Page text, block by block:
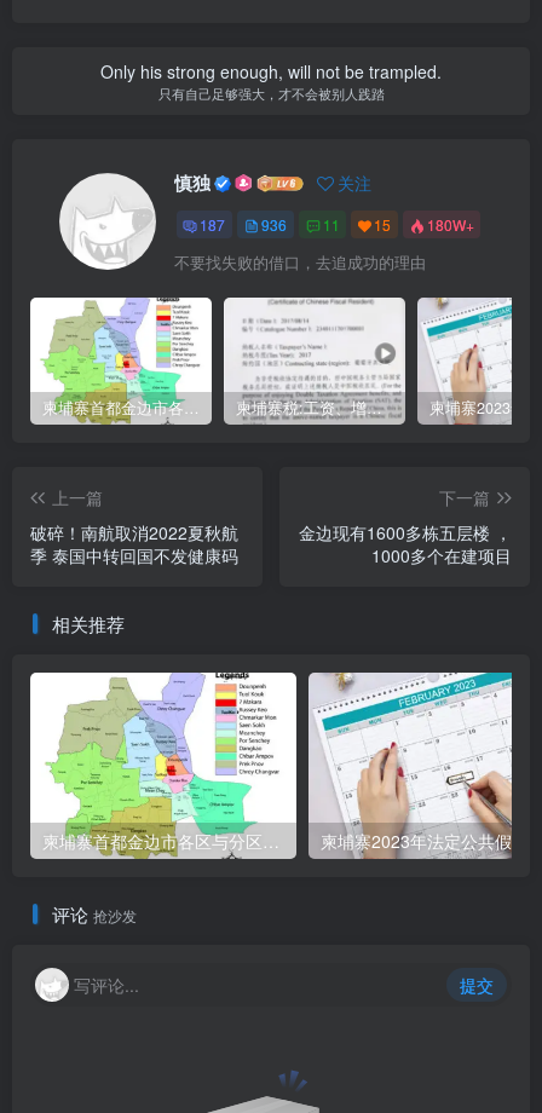
Only his strong enough, will not be trampled.
只有自己足够强大，才不会被别人践踏
慎独 关注
187 936 11 15 180W+
不要找失败的借口，去追成功的理由
柬埔寨首都金边市各区与分区名称分布 柬埔寨税:工资、增值、预扣、利润、专利、产业、注册税
上一篇
破碎！南航取消2022夏秋航
季 泰国中转回国不发健康码
下一篇
金边现有1600多栋五层楼 ，
1000多个在建项目
相关推荐
柬埔寨2023年法定公共假期
评论 抢沙发
写评论... 提交